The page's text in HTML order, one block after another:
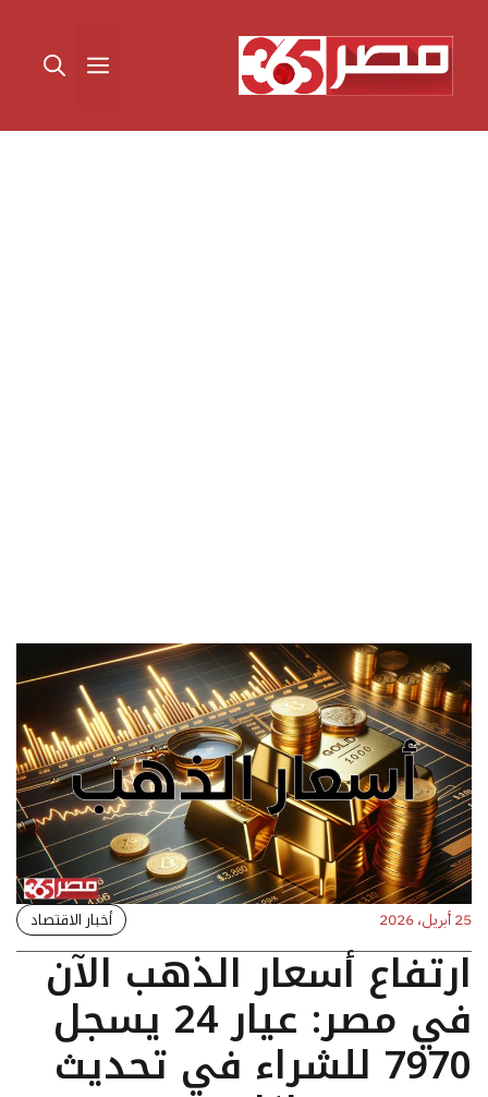
المحتوى القائمة
25 أبريل، 2026 أخبار الاقتصاد
ارتفاع أسعار الذهب الآن
في مصر: عيار 24 يسجل
7970 للشراء في تحديث